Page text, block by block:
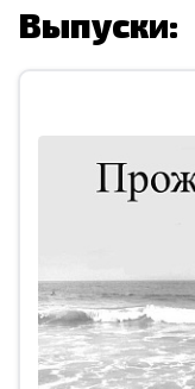
Выпуски: